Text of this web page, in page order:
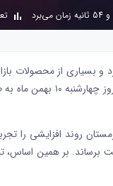
و بسیاری از محصولات
روند افزایشی را